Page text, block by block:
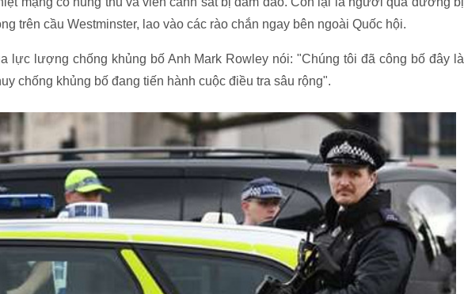
trên cầu Westminster, lao vào các rào chắn ngay bên ngoài Quốc hội.
lực lượng chống khủng bố Anh Mark Rowley nói: "Chúng tôi đã công bố đây là
chống khủng bố đang tiến hành cuộc điều tra sâu rộng".